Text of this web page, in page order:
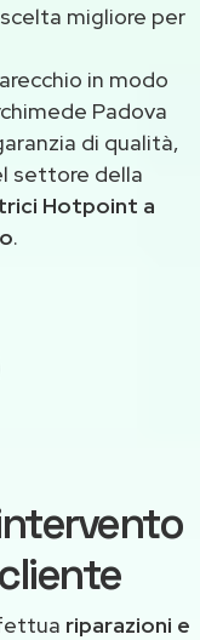
migliore per
in modo
Padova
di qualità,
settore della
Hotpoint a
.
riparazioni e